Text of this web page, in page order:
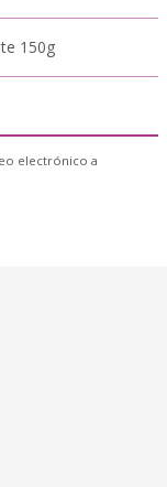
150g
electrónico a